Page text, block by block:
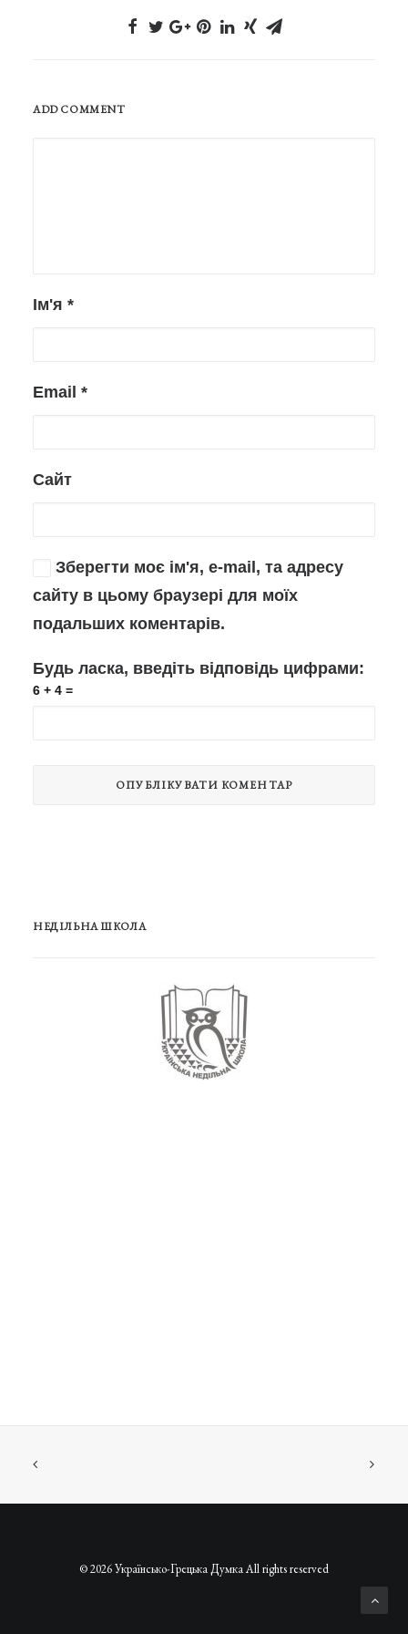
ADD COMMENT
Ім'я *
Email *
Сайт
Зберегти моє ім'я, e-mail, та адресу
сайту в цьому браузері для моїх
подальших коментарів.
Будь ласка, введіть відповідь цифрами:
6 + 4 =
НЕДІЛЬНА ШКОЛА
© 2026 Українсько-Грецька Думка All rights reserved